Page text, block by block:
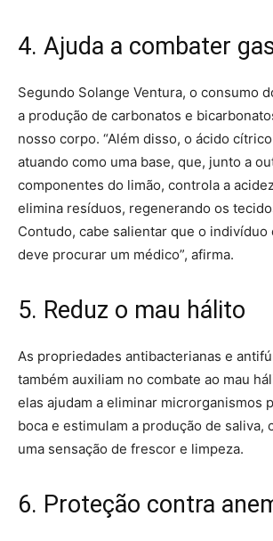
4. Ajuda a combater
Segundo Solange Ventura, o consumo
a produção de carbonatos e
nosso corpo. “Além disso, o ácido
atuando como uma base, que, junto a
componentes do limão, controla a
elimina resíduos, regenerando os
Contudo, cabe salientar que o indivíduo
deve procurar um médico”, afirma.
5. Reduz o mau hálito
As propriedades antibacterianas e
também auxiliam no combate ao mau
elas ajudam a eliminar microrganismos
boca e estimulam a produção de saliva,
uma sensação de frescor e limpeza.
6. Proteção contra